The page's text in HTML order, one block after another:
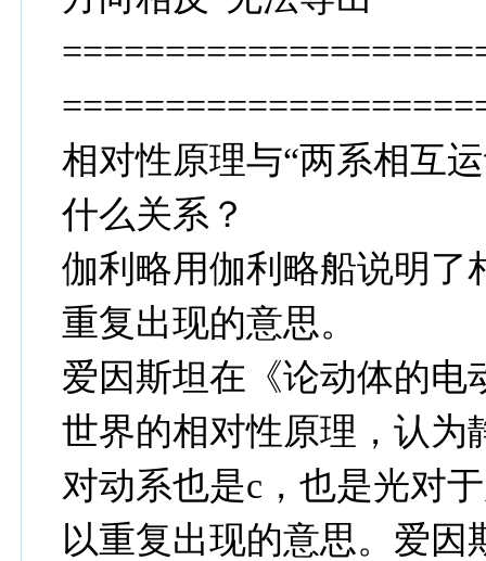
相对性原理与“两系相互
什么关系？
伽利略用伽利略船说明了
重复出现的意思。
爱因斯坦在《论动体的电
世界的相对性原理，认为
对动系也是c，也是光对
以重复出现的意思。爱